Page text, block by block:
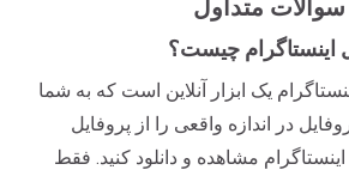
سوالات متداول
اینستاگرام چیست؟
یک ابزار آنلاین است که به شما
در اندازه واقعی را از پروفایل
اینستاگرام مشاهده و دانلود کنید. فقط URL نمایه را بچسبانید و